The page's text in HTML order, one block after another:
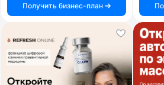
Получить бизнес-план